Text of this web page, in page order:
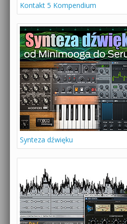
Kontakt 5 Kompendium
Synteza dźwięku